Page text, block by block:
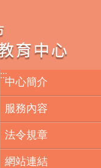
:::
中心簡介
服務內容
法令規章
網站連結